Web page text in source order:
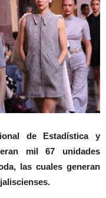
de Estadística y
mil 67 unidades
las cuales generan